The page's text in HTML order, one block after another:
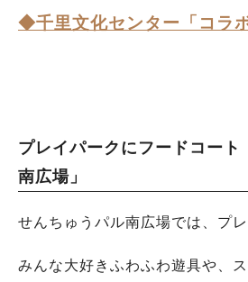
◆千里文化センター「コラボ
プレイパークにフードコート
南広場」
せんちゅうパル南広場では、プ
みんな大好きふわふわ遊具や、